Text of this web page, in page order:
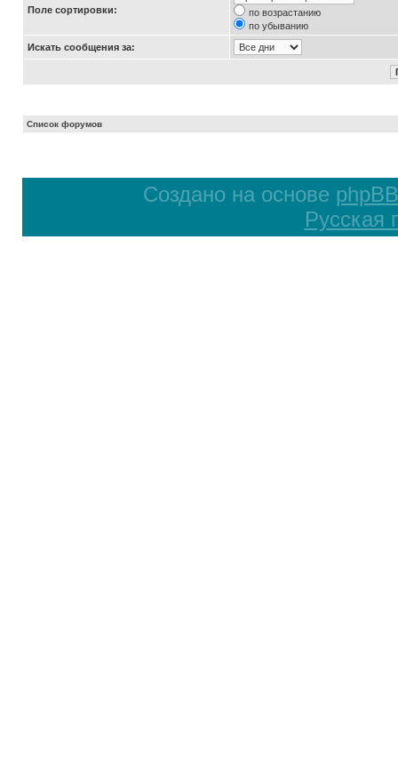
Поле сортировки:
по возрастанию
по убыванию
Искать сообщения за:
Список форумов
Создано на основе phpBB
Русская